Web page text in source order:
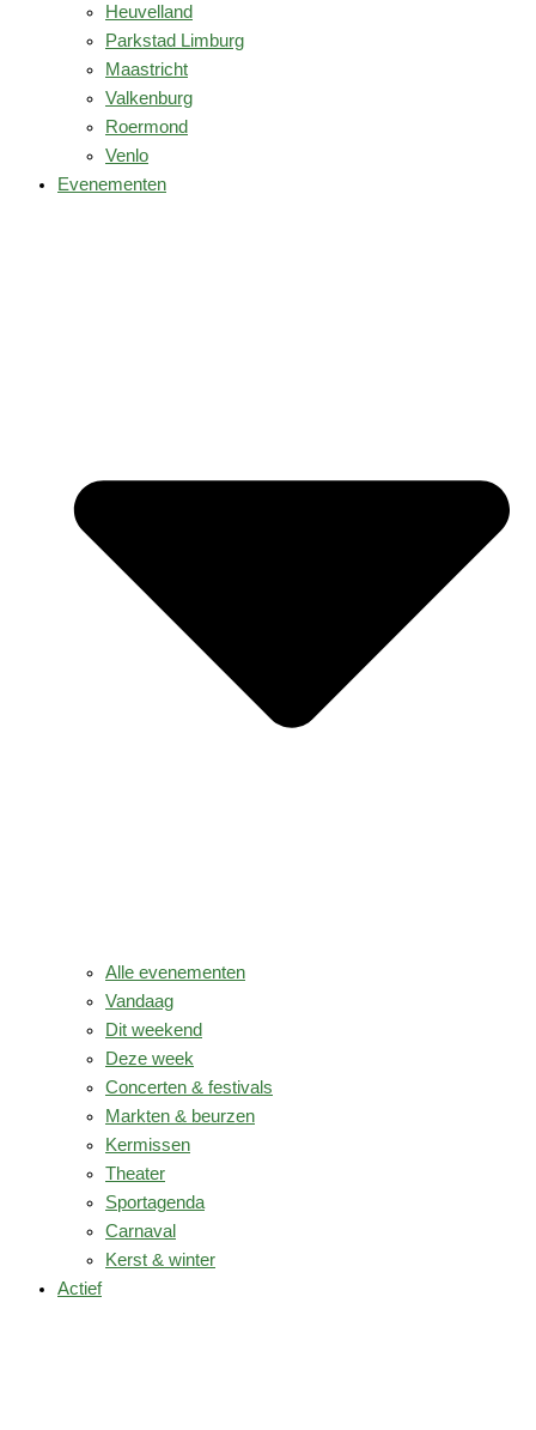
Heuvelland
Parkstad Limburg
Maastricht
Valkenburg
Roermond
Venlo
Evenementen
Alle evenementen
Vandaag
Dit weekend
Deze week
Concerten & festivals
Markten & beurzen
Kermissen
Theater
Sportagenda
Carnaval
Kerst & winter
Actief